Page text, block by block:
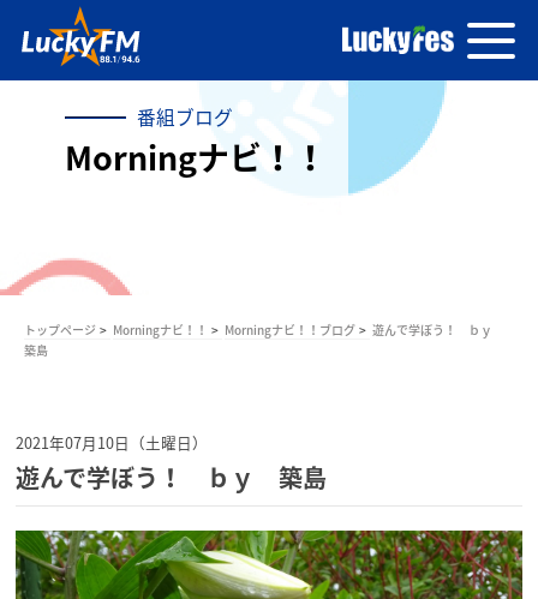
番組ブログ
Morningナビ！！
トップページ Morningナビ！！ Morningナビ！！ブログ
遊んで学ぼう！ ｂｙ
築島
2021年07月10日（土曜日）
遊んで学ぼう！ ｂｙ 築島